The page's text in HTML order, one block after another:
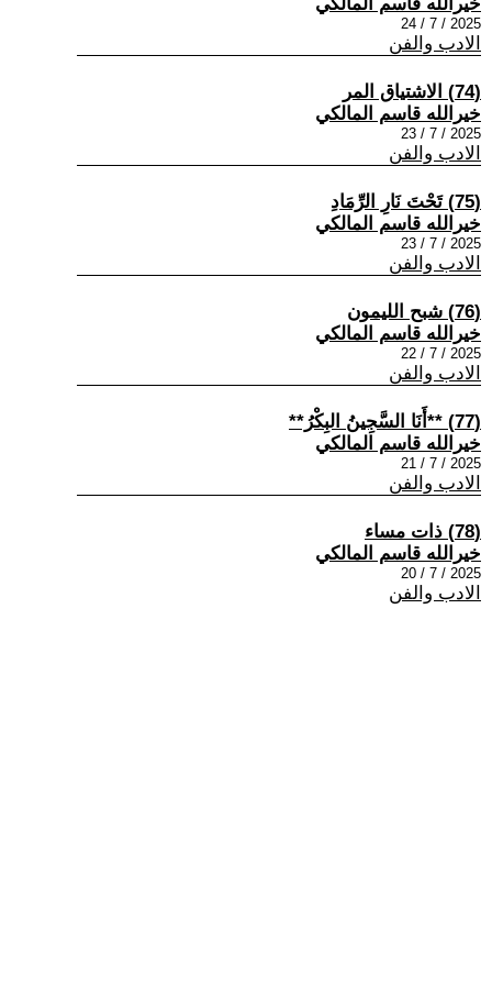
2025 / 7 / 24
الادب والفن
(74) الاشتياق المر
خيرالله قاسم المالكي
2025 / 7 / 23
الادب والفن
(75) تَحْتَ نَارِ الرِّمَادِ
خيرالله قاسم المالكي
2025 / 7 / 23
الادب والفن
(76) شبح الليمون
خيرالله قاسم المالكي
2025 / 7 / 22
الادب والفن
(77) **أَنَا السَّجِينُ البِكْرُ**
خيرالله قاسم المالكي
2025 / 7 / 21
الادب والفن
(78) ذات مساء
خيرالله قاسم المالكي
2025 / 7 / 20
الادب والفن